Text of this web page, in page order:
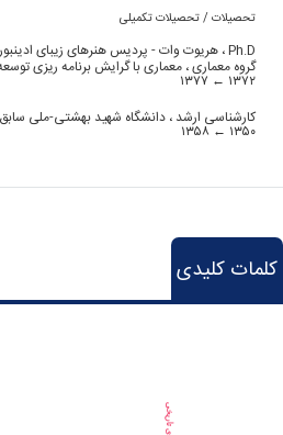
رئیس پنل نقش فرهنگ و هنر در ارتباطات و
عضو کمیسیون هنر و معماری ۱۳۹۲←۱۳۹۴
عضو کمیته علمی نخستین همایش ملی شهر جهانی
کارگروه نظارت بر عملکرد دانشگاه ها و موسسات آموزش عالی
نماینده وزارت علوم جهت بازدید از بخش های کالبدی
عضو پیوسته کرسی علمی معماری و شهرسازی هیات حمایت
عضو شورای علمی پنجمین همایش آموزش معماری
۱۳۹۲←۱۳۹۲
عضو هیات علمی همایش ملی نقش خراسان در شکوفایی
عضو هیات امنای دانشگاه سوره ۱۳۹۲←۱۳۹۵
عضو شورای عالی معماری در پروژه مجموعه
۱۳۹۲←۱۳۹۵
عضو شورا ی کتابخانه پردیس هنرهای زیبا ۱۳۹۱←۱۳۹۴
عضو هیات علمی شانزدهمین کنگره سراسری
تحصیلات / تحصیلات تکمیلی
Ph.D ، هریوت وات - پردیس هنرهای زیبای
گروه معماری ، معماری با گرایش برنامه ریزی
۱۳۷۲ ←
۱۳۷۷
کارشناسی ارشد ، دانشگاه شهید بهشتی-ملی
۱۳۵۰ ← ۱۳۵۸
کلمات کلیدی